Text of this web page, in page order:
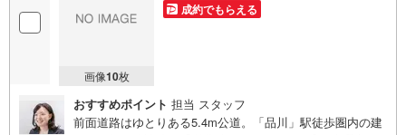
画像10枚
成約でもらえる
おすすめポイント 担当 スタッフ
前面道路はゆとりある5.4m公道。「品川」駅徒歩圏内の建